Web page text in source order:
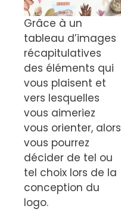
Grâce à un
tableau d’images
récapitulatives
des éléments qui
vous plaisent et
vers lesquelles
vous aimeriez
vous orienter, alors
vous pourrez
décider de tel ou
tel choix lors de la
conception du
logo.